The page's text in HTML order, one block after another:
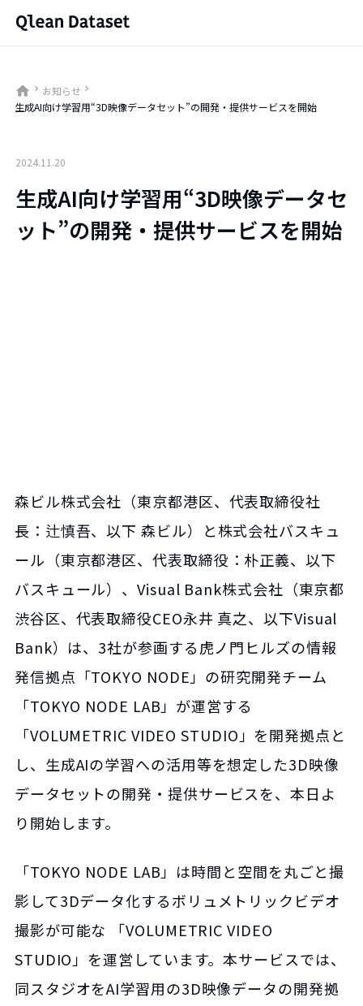
home keyboard_arrow_right お知らせ keyboard_arrow_right
生成AI向け学習用“3D映像データセット”の開発・提供サービスを開始
2024.11.20
生成AI向け学習用“3D映像データセ
ット”の開発・提供サービスを開始
森ビル株式会社（東京都港区、代表取締役社
長：辻慎吾、以下 森ビル）と株式会社バスキュ
ール（東京都港区、代表取締役：朴正義、以下
バスキュール）、Visual Bank株式会社（東京都
渋谷区、代表取締役CEO永井 真之、以下Visual
Bank）は、3社が参画する虎ノ門ヒルズの情報
発信拠点「TOKYO NODE」の研究開発チーム
「TOKYO NODE LAB」が運営する
「VOLUMETRIC VIDEO STUDIO」を開発拠点と
し、生成AIの学習への活用等を想定した3D映像
データセットの開発・提供サービスを、本日よ
り開始します。
「TOKYO NODE LAB」は時間と空間を丸ごと撮
影して3Dデータ化するボリュメトリックビデオ
撮影が可能な 「VOLUMETRIC VIDEO
STUDIO」を運営しています。本サービスでは、
同スタジオをAI学習用の3D映像データの開発拠